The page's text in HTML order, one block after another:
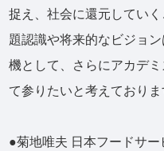
捉え、社会に還元してい
題認識や将来的なビジョ
機として、さらにアカデ
て参りたいと考えておりま
●菊地唯夫 日本フードサ